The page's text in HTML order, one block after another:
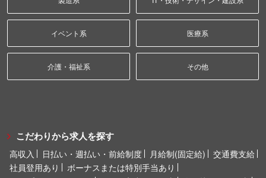
イベント系 医療系
介護・福祉系 その他
こだわりから求人を探す
高収入 日払い・週払い・前給制度 月給制(固定給)
交通費支給
社員登用あり
ボーナスまたは特別手当あり